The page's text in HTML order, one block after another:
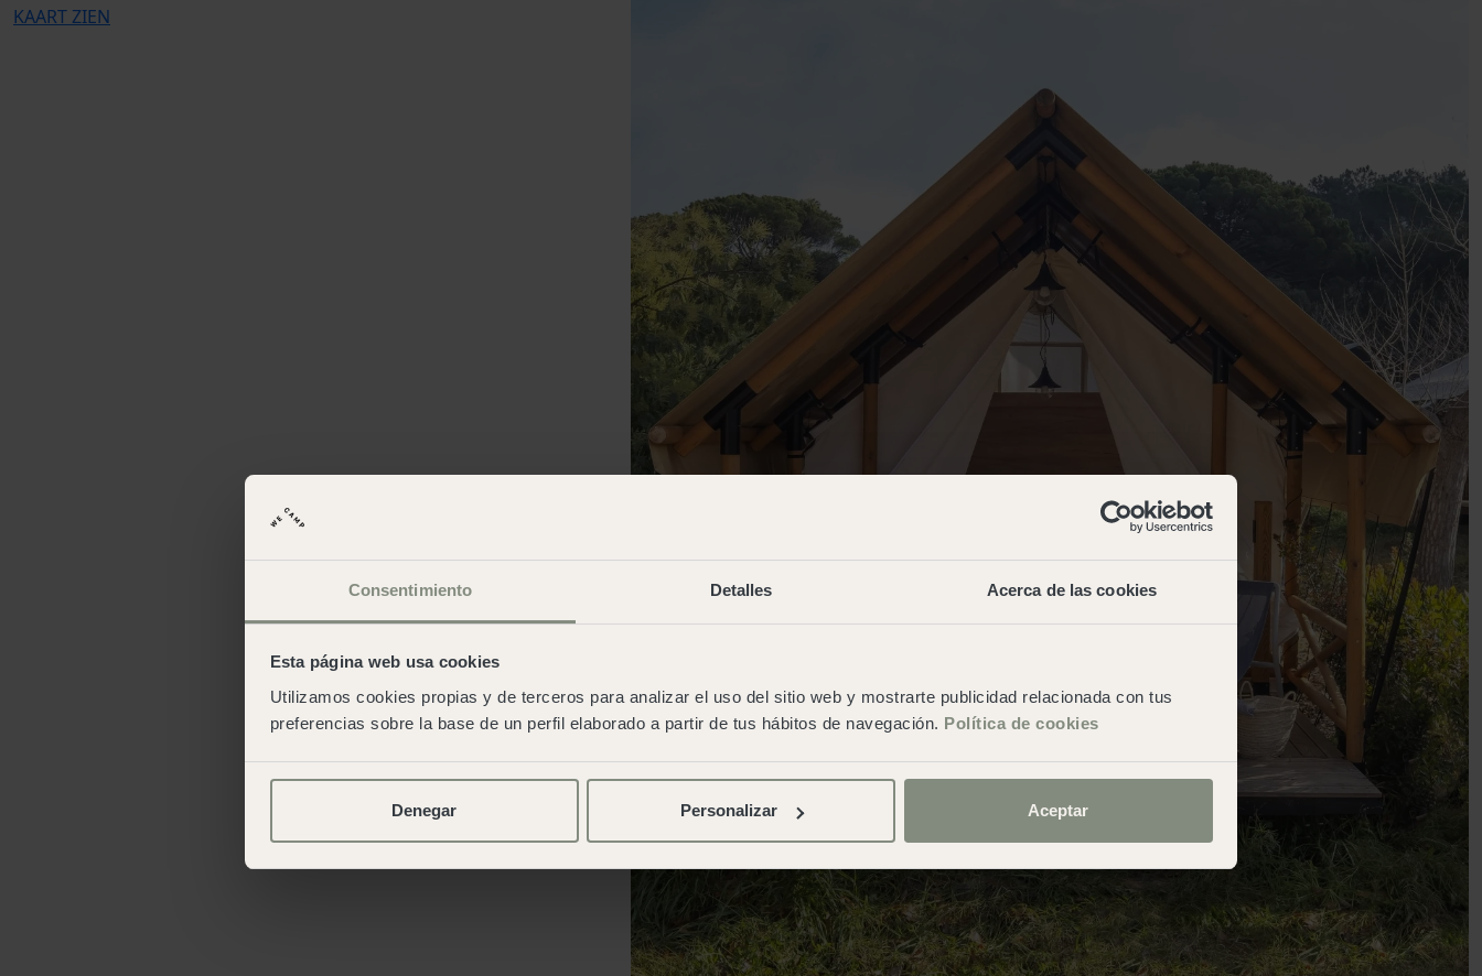
Consentimiento Detalles Acerca de las cookies
Esta página web usa cookies
Utilizamos cookies propias y de terceros para analizar el uso del sitio web y mostrarte publicidad relacionada con tus
preferencias sobre la base de un perfil elaborado a partir de tus hábitos de navegación. Política de cookies
Denegar Personalizar Aceptar
KAART ZIEN